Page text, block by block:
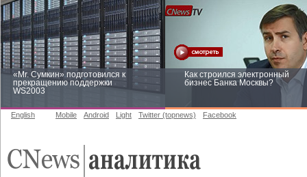
«Mr. Сумкин» подготовился к
прекращению поддержки
WS2003
Как строился электронный
бизнес Банка Москвы?
English Mobile Android Light Twitter (topnews) Facebook